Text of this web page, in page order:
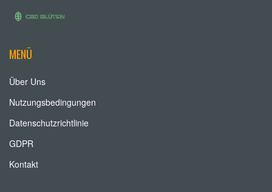
MENÜ
Über Uns
Nutzungsbedingungen
Datenschutzrichtlinie
GDPR
Kontakt